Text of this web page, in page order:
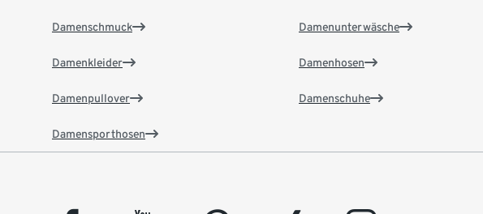
Damenschmuck
Damenkleider
Damenpullover
Damensporthosen
Damenunterwäsche
Damenhosen
Damenschuhe